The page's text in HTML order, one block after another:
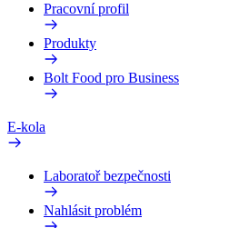
Pracovní profil
Produkty
Bolt Food pro Business
E-kola
Laboratoř bezpečnosti
Nahlásit problém